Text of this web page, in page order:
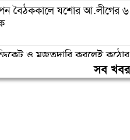
বৈঠককালে যশোর আ.লীগের ৬
ও মজুতদারি করলেই কঠোর
সব